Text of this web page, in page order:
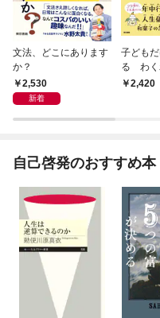
文法、どこにあります
か？
2,530
新着
子ども
る わく
2,420
自己啓発のおすすめ本